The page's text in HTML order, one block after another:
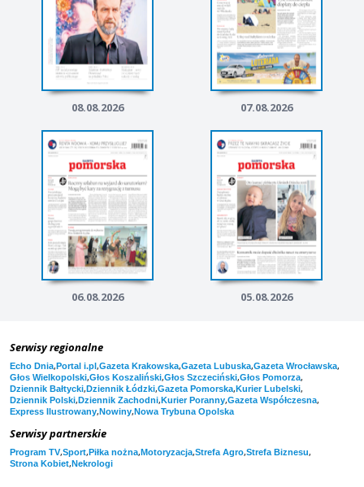
08.08.2026 07.08.2026
06.08.2026 05.08.2026
Serwisy regionalne
Echo Dnia,Portal i.pl,Gazeta Krakowska,Gazeta Lubuska,Gazeta Wrocławska,
Głos Wielkopolski,Głos Koszaliński,Głos Szczeciński,Głos Pomorza,
Dziennik Bałtycki,Dziennik Łódzki,Gazeta Pomorska,Kurier Lubelski,
Dziennik Polski,Dziennik Zachodni,Kurier Poranny,Gazeta Współczesna,
Express Ilustrowany,Nowiny,Nowa Trybuna Opolska
Serwisy partnerskie
Program TV,Sport,Piłka nożna,Motoryzacja,Strefa Agro,Strefa Biznesu,
Strona Kobiet,Nekrologi